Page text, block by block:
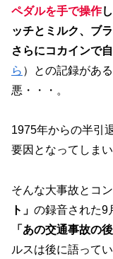
ペダルを手で操作
ッチとミルク、ブ
さらにコカインで
ら ）との記録があ
悪・・・。
1975年からの半引
要因となってしまい
そんな大事故とコ
ト」 の録音された9
「あの交通事故の
ルスは後に語って